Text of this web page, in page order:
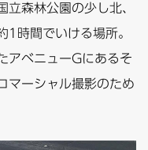
森林公園の少し北、
1時間でいける場所。
アベニューGにあるそ
マーシャル撮影のため